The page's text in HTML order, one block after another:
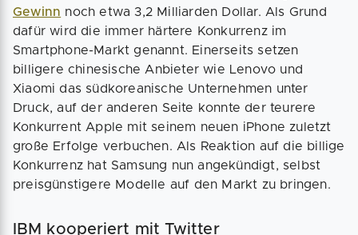
Gewinn noch etwa 3,2 Milliarden Dollar. Als Grund
dafür wird die immer härtere Konkurrenz im
Smartphone-Markt genannt. Einerseits setzen
billigere chinesische Anbieter wie Lenovo und
Xiaomi das südkoreanische Unternehmen unter
Druck, auf der anderen Seite konnte der teurere
Konkurrent Apple mit seinem neuen iPhone zuletzt
große Erfolge verbuchen. Als Reaktion auf die billige
Konkurrenz hat Samsung nun angekündigt, selbst
preisgünstigere Modelle auf den Markt zu bringen.
IBM kooperiert mit Twitter